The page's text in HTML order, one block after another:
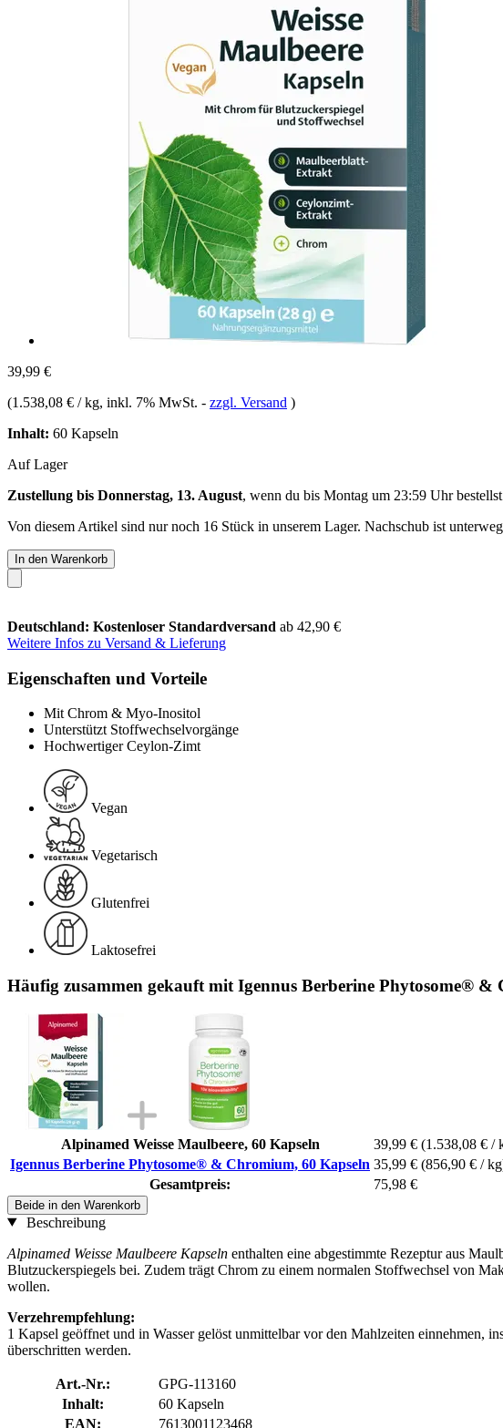
39,99 €
(1.538,08 € / kg, inkl. 7% MwSt. - zzgl. Versand )
Inhalt: 60 Kapseln
Auf Lager
Zustellung bis Donnerstag, 13. August, wenn du bis Montag um 23:59 Uhr
Von diesem Artikel sind nur noch 16 Stück in unserem Lager. Nachschub ist
In den Warenkorb
Deutschland: Kostenloser Standardversand ab 42,90 €
Weitere Infos zu Versand & Lieferung
Eigenschaften und Vorteile
Mit Chrom & Myo-Inositol
Unterstützt Stoffwechselvorgänge
Hochwertiger Ceylon-Zimt
Vegan
Vegetarisch
Glutenfrei
Laktosefrei
Häufig zusammen gekauft mit Igennus Berberine Phytosome® &
Alpinamed Weisse Maulbeere, 60 Kapseln 39,99 € (1.538,08 € /
Igennus Berberine Phytosome® & Chromium, 60 Kapseln 35,99 € (856,90 € /
Gesamtpreis:
75,98 €
Beide in den Warenkorb
Beschreibung
Alpinamed Weisse Maulbeere Kapseln enthalten eine abgestimmte Rezeptur aus
Blutzuckerspiegels bei. Zudem trägt Chrom zu einem normalen Stoffwechsel von
wollen.
Verzehrempfehlung:
1 Kapsel geöffnet und in Wasser gelöst unmittelbar vor den Mahlzeiten einnehmen,
überschritten werden.
Art.-Nr.:
GPG-113160
Inhalt:
60 Kapseln
EAN:
7613001123468